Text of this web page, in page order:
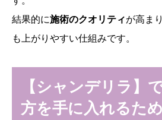
結果的に施術のクオリティが高ま
も上がりやすい仕組みです。
【シャンデリラ】
方を手に入れるた